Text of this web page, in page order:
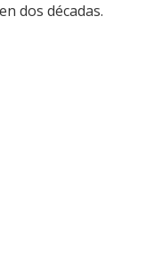
dos décadas.